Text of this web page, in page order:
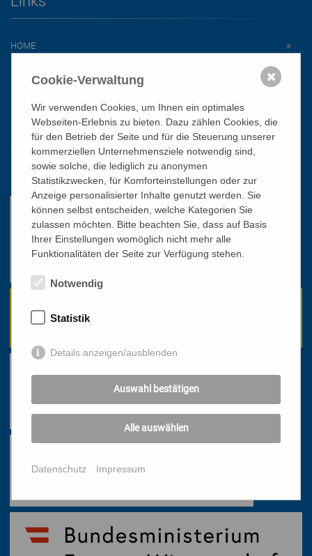
HOME
PRESSE
DATENSCHUTZ
IMPRESSUM
AGB
Mit freundlicher Unterstützung
Cookie-Verwaltung
Wir verwenden Cookies, um Ihnen ein optimales
Webseiten-Erlebnis zu bieten. Dazu zählen Cookies, die
für den Betrieb der Seite und für die Steuerung unserer
kommerziellen Unternehmensziele notwendig sind,
sowie solche, die lediglich zu anonymen
Statistikzwecken, für Komforteinstellungen oder zur
Anzeige personalisierter Inhalte genutzt werden. Sie
können selbst entscheiden, welche Kategorien Sie
zulassen möchten. Bitte beachten Sie, dass auf Basis
Ihrer Einstellungen womöglich nicht mehr alle
Funktionalitäten der Seite zur Verfügung stehen.
Notwendig
Statistik
Details anzeigen/ausblenden
Auswahl bestätigen
Alle auswählen
Datenschutz Impressum
✖